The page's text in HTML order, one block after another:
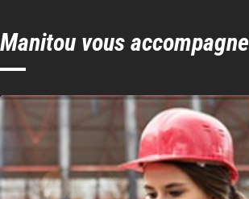
Manitou vous accompagne